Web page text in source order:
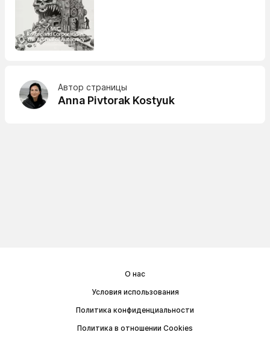
Автор страницы
Anna Pivtorak Kostyuk
О нас
Условия использования
Политика конфиденциальности
Политика в отношении Cookies